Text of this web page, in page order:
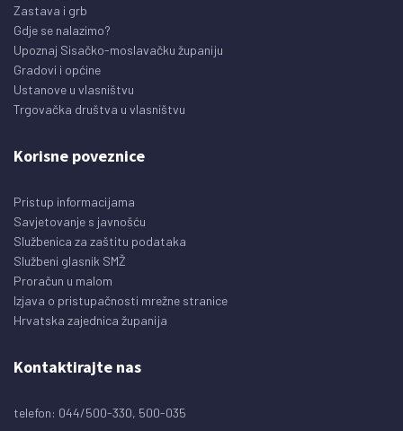
Zastava i grb
Gdje se nalazimo?
Upoznaj Sisačko-moslavačku županiju
Gradovi i općine
Ustanove u vlasništvu
Trgovačka društva u vlasništvu
Korisne poveznice
Pristup informacijama
Savjetovanje s javnošću
Službenica za zaštitu podataka
Službeni glasnik SMŽ
Proračun u malom
Izjava o pristupačnosti mrežne stranice
Hrvatska zajednica županija
Kontaktirajte nas
telefon: 044/500-330, 500-035